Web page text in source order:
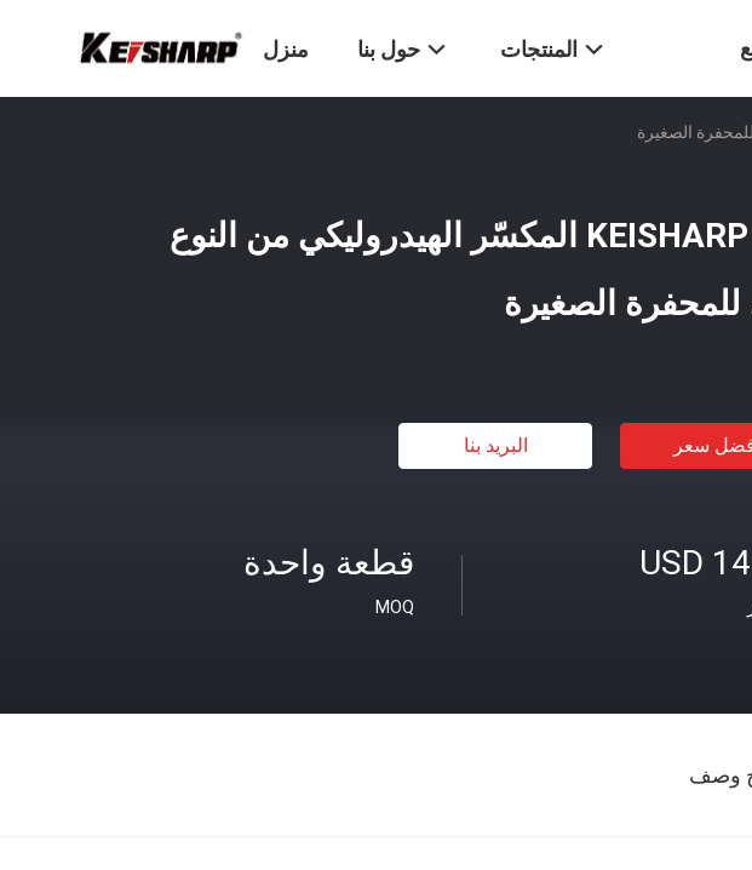
منزل حول بنا المنتجات
KEISHARP KS80 المكسّر الهيدروليكي من النوع
للمحفرة الصغيرة
سعر البريد بنا
قطعة واحدة
MOQ
USD
وصف